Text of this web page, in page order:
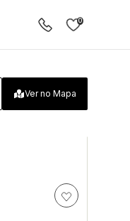
0
Ver no Mapa